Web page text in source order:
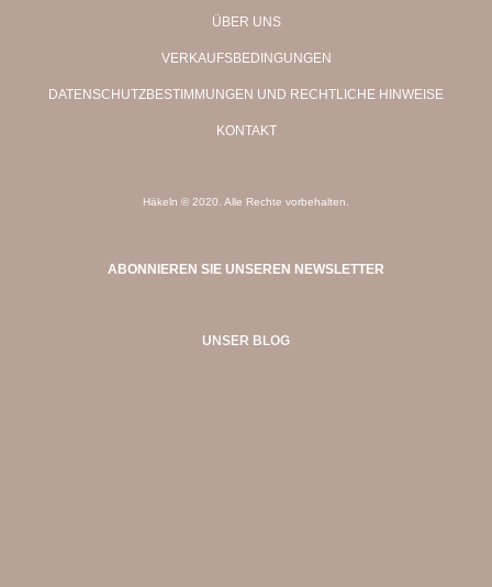
ÜBER UNS
VERKAUFSBEDINGUNGEN
DATENSCHUTZBESTIMMUNGEN UND RECHTLICHE HINWEISE
KONTAKT
Häkeln © 2020. Alle Rechte vorbehalten.
ABONNIEREN SIE UNSEREN NEWSLETTER
UNSER BLOG